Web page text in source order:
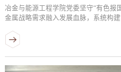
冶金与能源工程学院党委坚守“有色报
金属战略需求融入发展血脉，系统构
深度融合，“一融双高”建设取得扎实
第四批“全国党建工作样板支部”，1个
全国高校“百个研究生样板党支部”，1
带头人”教师党支部书记“强国行”专项